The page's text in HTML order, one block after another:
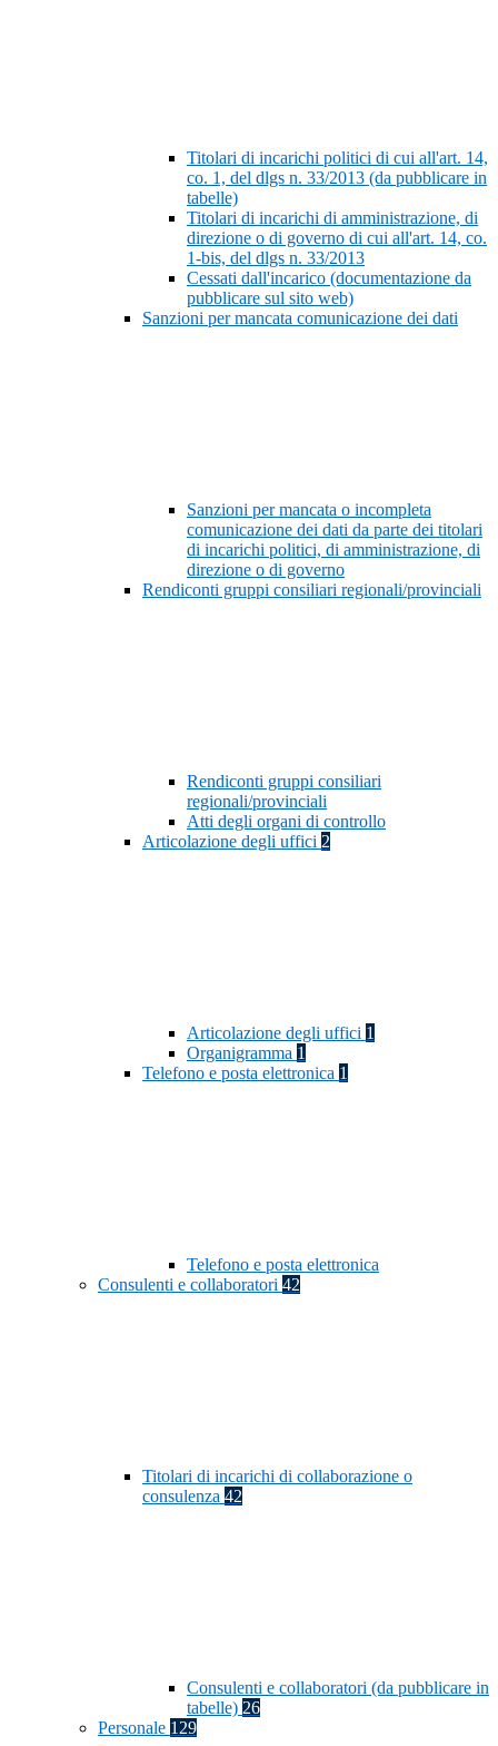
Titolari di incarichi politici di cui all'art. 14,
co. 1, del dlgs n. 33/2013 (da pubblicare in
tabelle)
Titolari di incarichi di amministrazione, di
direzione o di governo di cui all'art. 14, co.
1-bis, del dlgs n. 33/2013
Cessati dall'incarico (documentazione da
pubblicare sul sito web)
Sanzioni per mancata comunicazione dei dati
Sanzioni per mancata o incompleta
comunicazione dei dati da parte dei titolari
di incarichi politici, di amministrazione, di
direzione o di governo
Rendiconti gruppi consiliari regionali/provinciali
Rendiconti gruppi consiliari
regionali/provinciali
Atti degli organi di controllo
Articolazione degli uffici 2
Articolazione degli uffici 1
Organigramma 1
Telefono e posta elettronica 1
Telefono e posta elettronica
Consulenti e collaboratori 42
Titolari di incarichi di collaborazione o
consulenza 42
Consulenti e collaboratori (da pubblicare in
tabelle) 26
Personale 129